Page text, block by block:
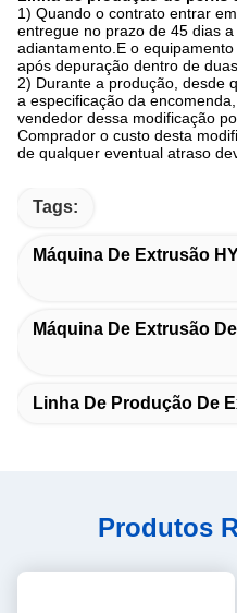
1) Quando o contrato entrar
entregue no prazo de 45 dias
adiantamento.E o
após depuração dentro de
2) Durante a produção, desde
a especificação da
vendedor dessa modificação
Comprador o custo desta
de qualquer eventual atraso
Tags:
Máquina De Extrusão
Máquina De Extrusão
Linha De Produção De
Produtos